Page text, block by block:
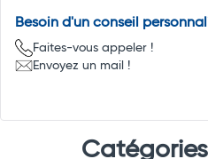
Besoin d'un conseil
Faites-vous appeler !
Envoyez un mail !